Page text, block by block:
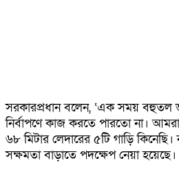
সরকারপ্রধান বলেন, ‘এক সময় বহুতল
নির্বাপণে কাজ করতে পারতো না।
৬৮ মিটার লেদারের ৫টি গাড়ি
সক্ষমতা বাড়াতে পদক্ষেপ নেয়া হয়েছে।